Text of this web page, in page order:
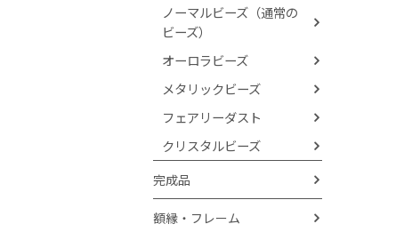
ノーマルビーズ（通常の
ビーズ）
オーロラビーズ
メタリックビーズ
フェアリーダスト
クリスタルビーズ
完成品
額縁・フレーム